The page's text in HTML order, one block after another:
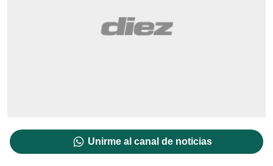
Unirme al canal de noticias